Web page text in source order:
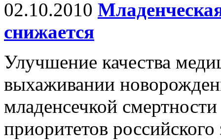
02.10.2010
снижается
Улучшение качества
выхаживании
младенсечкой
приоритетов